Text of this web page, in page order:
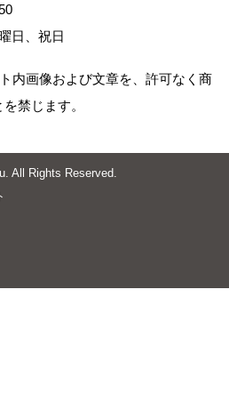
50
日、祝日
内画像および文章を、許可なく商
禁じます。
All Rights Reserved.